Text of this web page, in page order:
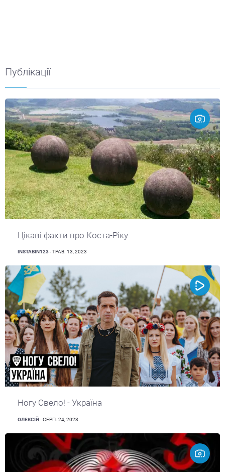
Публікації
Цікаві факти про Коста-Ріку
INSTABIN123 - ТРАВ. 13, 2023
Ногу Свело! - Украïна
ОЛЕКСІЙ - СЕРП. 24, 2023